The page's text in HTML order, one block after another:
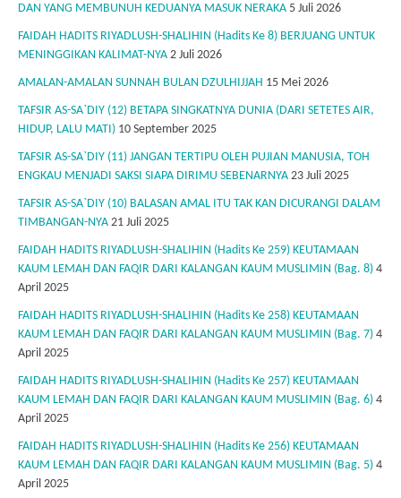
DAN YANG MEMBUNUH KEDUANYA MASUK NERAKA 5 Juli 2026
FAIDAH HADITS RIYADLUSH-SHALIHIN (Hadits Ke 8) BERJUANG UNTUK
MENINGGIKAN KALIMAT-NYA 2 Juli 2026
AMALAN-AMALAN SUNNAH BULAN DZULHIJJAH 15 Mei 2026
TAFSIR AS-SA`DIY (12) BETAPA SINGKATNYA DUNIA (DARI SETETES AIR,
HIDUP, LALU MATI) 10 September 2025
TAFSIR AS-SA`DIY (11) JANGAN TERTIPU OLEH PUJIAN MANUSIA, TOH
ENGKAU MENJADI SAKSI SIAPA DIRIMU SEBENARNYA 23 Juli 2025
TAFSIR AS-SA`DIY (10) BALASAN AMAL ITU TAK KAN DICURANGI DALAM
TIMBANGAN-NYA 21 Juli 2025
FAIDAH HADITS RIYADLUSH-SHALIHIN (Hadits Ke 259) KEUTAMAAN
KAUM LEMAH DAN FAQIR DARI KALANGAN KAUM MUSLIMIN (Bag. 8) 4
April 2025
FAIDAH HADITS RIYADLUSH-SHALIHIN (Hadits Ke 258) KEUTAMAAN
KAUM LEMAH DAN FAQIR DARI KALANGAN KAUM MUSLIMIN (Bag. 7) 4
April 2025
FAIDAH HADITS RIYADLUSH-SHALIHIN (Hadits Ke 257) KEUTAMAAN
KAUM LEMAH DAN FAQIR DARI KALANGAN KAUM MUSLIMIN (Bag. 6) 4
April 2025
FAIDAH HADITS RIYADLUSH-SHALIHIN (Hadits Ke 256) KEUTAMAAN
KAUM LEMAH DAN FAQIR DARI KALANGAN KAUM MUSLIMIN (Bag. 5) 4
April 2025